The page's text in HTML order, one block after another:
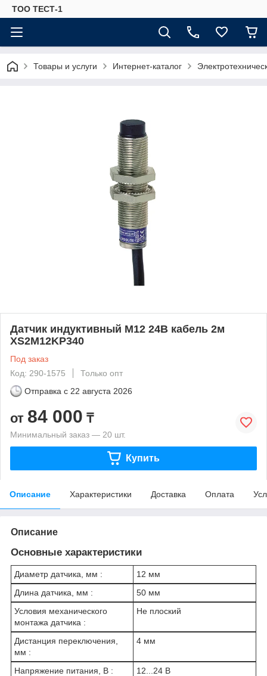
ТОО ТЕСТ-1
Товары и услуги Интернет-каталог
Датчик индуктивный М12 24В кабель 2м
XS2M12KP340
Под заказ
Код: 290-1575
Только опт
Отправка с 22 августа 2026
от 84 000 ₸
Минимальный заказ — 20 шт.
Купить
Описание Характеристики Доставка Оплата
Описание
Основные характеристики
Диаметр датчика, мм :
12 мм
Длина датчика, мм :
50 мм
Условия механического
монтажа датчика :
Не плоский
Дистанция переключения,
мм :
4 мм
Напряжение питания, В :
12...24 В